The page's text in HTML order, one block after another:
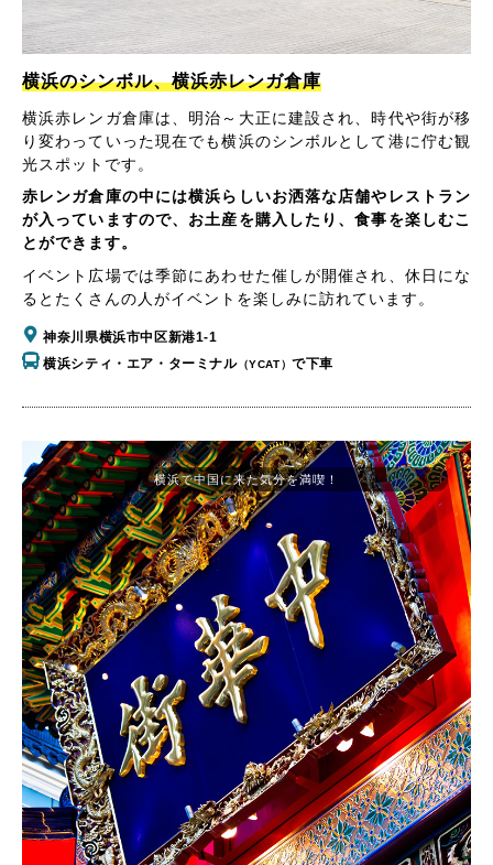
横浜のシンボル、横浜赤レンガ倉庫
横浜赤レンガ倉庫は、明治～大正に建設され、時代や街が移
り変わっていった現在でも横浜のシンボルとして港に佇む観
光スポットです。
赤レンガ倉庫の中には横浜らしいお洒落な店舗やレストラン
が入っていますので、お土産を購入したり、食事を楽しむこ
とができます。
イベント広場では季節にあわせた催しが開催され、休日にな
るとたくさんの人がイベントを楽しみに訪れています。
神奈川県横浜市中区新港1-1
横浜シティ・エア・ターミナル（YCAT）で下車
横浜で中国に来た気分を満喫！